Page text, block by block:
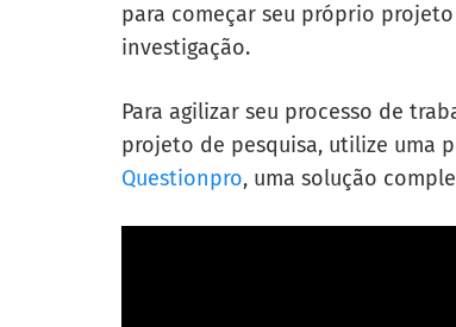
para começar seu próprio
investigação.
Para agilizar seu processo de
projeto de pesquisa, utilize uma
Questionpro, uma solução